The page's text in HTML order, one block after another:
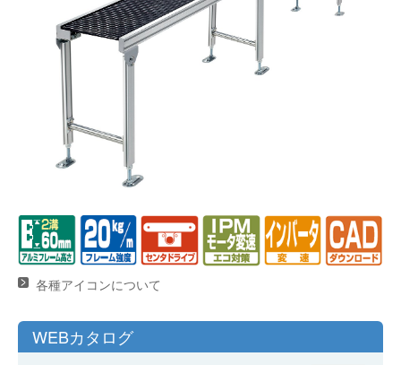
バーチカル装置（垂直搬送機）
周辺機器
オークラの取組み
プライバシーポリシー
サイトポリシー
各種アイコンについて
WEBカタログ